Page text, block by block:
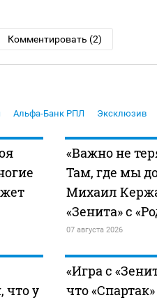
Комментировать (2)
Альфа-Банк РПЛ Эксклюзив
«Важно не
Там, где мы
Михаил
«Зенита» с
07 августа 2026
что у
«Игра с
что